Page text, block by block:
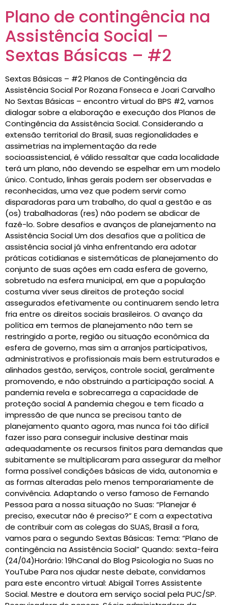
Plano de contingência na
Assistência Social –
Sextas Básicas – #2
Sextas Básicas – #2 Planos de Contingência da
Assistência Social Por Rozana Fonseca e Joari Carvalho
No Sextas Básicas – encontro virtual do BPS #2, vamos
dialogar sobre a elaboração e execução dos Planos de
Contingência da Assistência Social. Considerando a
extensão territorial do Brasil, suas regionalidades e
assimetrias na implementação da rede
socioassistencial, é válido ressaltar que cada localidade
terá um plano, não devendo se espelhar em um modelo
único. Contudo, linhas gerais podem ser observadas e
reconhecidas, uma vez que podem servir como
disparadoras para um trabalho, do qual a gestão e as
(os) trabalhadoras (res) não podem se abdicar de
fazê-lo. Sobre desafios e avanços de planejamento na
Assistência Social Um dos desafios que a política de
assistência social já vinha enfrentando era adotar
práticas cotidianas e sistemáticas de planejamento do
conjunto de suas ações em cada esfera de governo,
sobretudo na esfera municipal, em que a população
costuma viver seus direitos de proteção social
assegurados efetivamente ou continuarem sendo letra
fria entre os direitos sociais brasileiros. O avanço da
política em termos de planejamento não tem se
restringido a porte, região ou situação econômica da
esfera de governo, mas sim a arranjos participativos,
administrativos e profissionais mais bem estruturados e
alinhados gestão, serviços, controle social, geralmente
promovendo, e não obstruindo a participação social. A
pandemia revela e sobrecarrega a capacidade de
proteção social A pandemia chegou e tem ficado a
impressão de que nunca se precisou tanto de
planejamento quanto agora, mas nunca foi tão difícil
fazer isso para conseguir inclusive destinar mais
adequadamente os recursos finitos para demandas que
subitamente se multiplicaram para assegurar da melhor
forma possível condições básicas de vida, autonomia e
as formas alteradas pelo menos temporariamente de
convivência. Adaptando o verso famoso de Fernando
Pessoa para a nossa situação no Suas: “Planejar é
preciso, executar não é preciso?” E com a expectativa
de contribuir com as colegas do SUAS, Brasil a fora,
vamos para o segundo Sextas Básicas: Tema: “Plano de
contingência na Assistência Social” Quando: sexta-feira
(24/04)Horário: 19hCanal do Blog Psicologia no Suas no
YouTube Para nos ajudar neste debate, convidamos
para este encontro virtual: Abigail Torres Assistente
Social. Mestre e doutora em serviço social pela PUC/SP.